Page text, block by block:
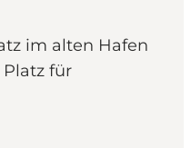
im alten Hafen
für